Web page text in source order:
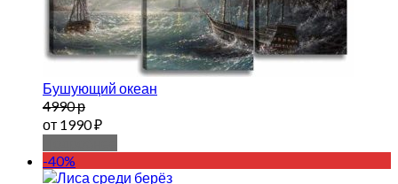
Бушующий океан
4990 р
от 1990 ₽
-40%